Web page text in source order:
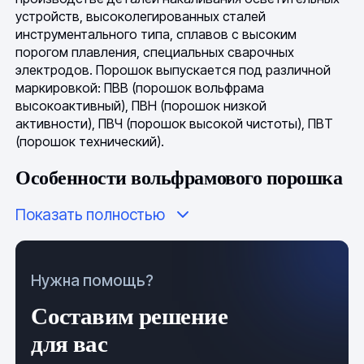
устройств, высоколегированных сталей
инструментального типа, сплавов с высоким
порогом плавления, специальных сварочных
электродов. Порошок выпускается под различной
маркировкой: ПВВ (порошок вольфрама
высокоактивный), ПВН (порошок низкой
активности), ПВЧ (порошок высокой чистоты), ПВТ
(порошок технический).
Особенности вольфрамового порошка
Подготовка сыпучей смеси осуществляется
порошок является веществом из частичек мелкой
восстановительной реакции, в которой исходным
взаимодействующий с оксигеном, восстановителем
служит гидроген или углерод. В зависимости от
Показать полностью
Нужна помощь?
Составим решение
для вас